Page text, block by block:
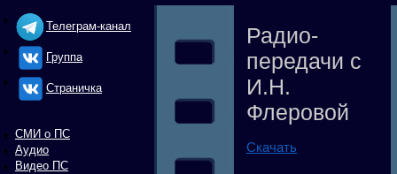
Телеграм-канал
Группа
Cтраничка
СМИ о ПС
Аудио
Видео ПС
Радио-
передачи с
И.Н.
Флеровой
Скачать